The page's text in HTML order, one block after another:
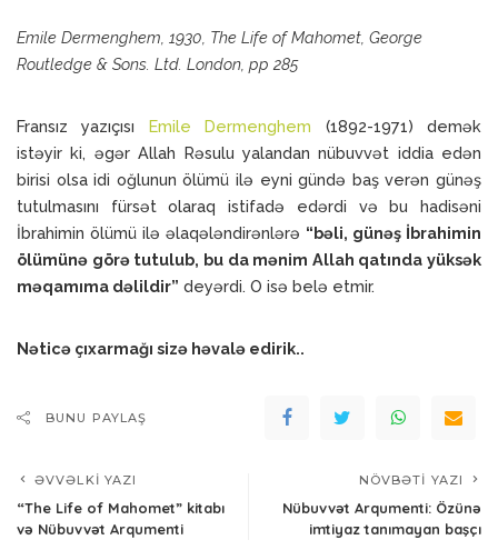
Emile Dermenghem, 1930, The Life of Mahomet, George
Routledge & Sons. Ltd. London, pp 285
Fransız yazıçısı Emile Dermenghem (1892-1971) demək
istəyir ki, əgər Allah Rəsulu yalandan nübuvvət iddia edən
birisi olsa idi oğlunun ölümü ilə eyni gündə baş verən günəş
tutulmasını fürsət olaraq istifadə edərdi və bu hadisəni
İbrahimin ölümü ilə əlaqələndirənlərə “bəli, günəş İbrahimin
ölümünə görə tutulub, bu da mənim Allah qatında yüksək
məqamıma dəlildir” deyərdi. O isə belə etmir.
Nəticə çıxarmağı sizə həvalə edirik..
BUNU PAYLAŞ
ƏVVƏLKI YAZI
“The Life of Mahomet” kitabı
və Nübuvvət Arqumenti
NÖVBƏTI YAZI
Nübuvvət Arqumenti: Özünə
imtiyaz tanımayan başçı